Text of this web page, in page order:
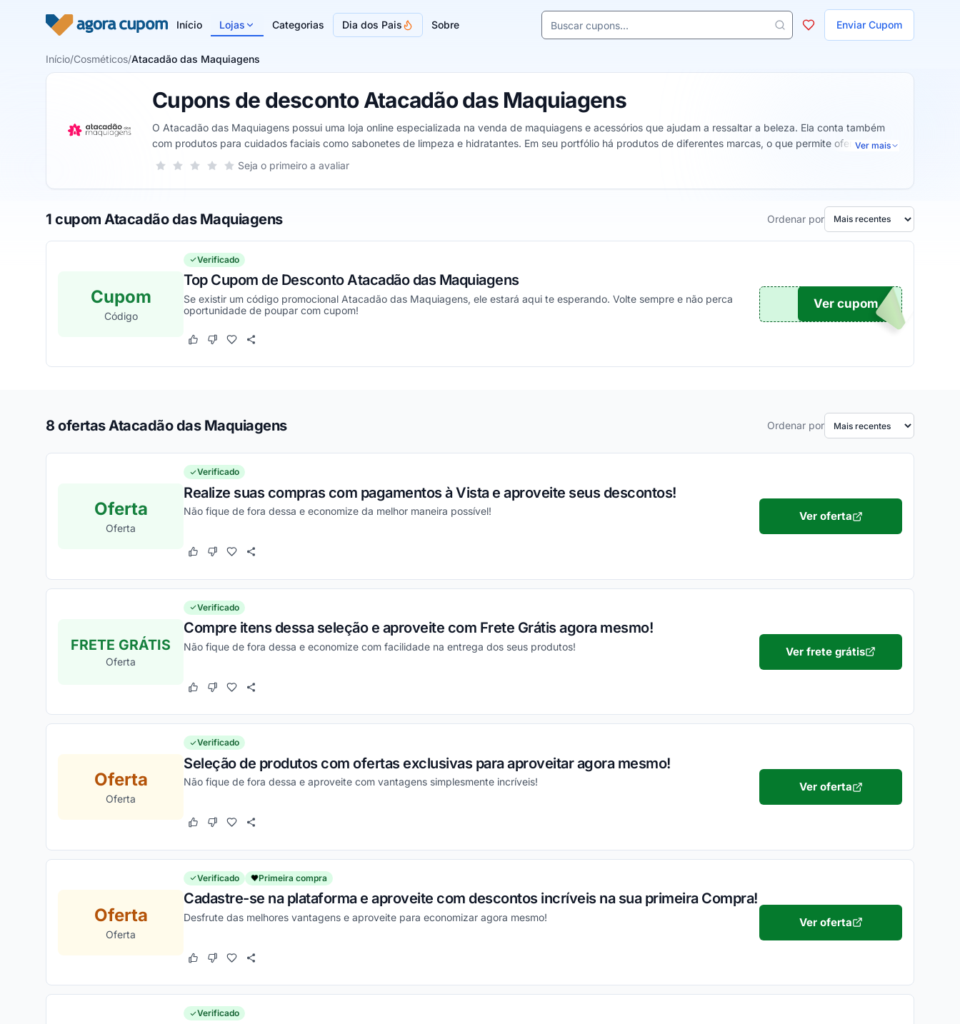
Início Lojas Categorias Dia dos Pais Sobre Enviar Cupom
Buscar cupons e lojas
Início/Cosméticos/Atacadão das Maquiagens
Cupons de desconto Atacadão das Maquiagens
O Atacadão das Maquiagens possui uma loja online especializada na venda de maquiagens e acessórios que ajudam a ressaltar a beleza. Ela conta também
com produtos para cuidados faciais como sabonetes de limpeza e hidratantes. Em seu portfólio há produtos de diferentes marcas, o que permite oferecer uma
grande quantidade de produtos.
Ver mais
Sua nota para Atacadão das Maquiagens, de 1 a 5 estrelas
5 estrelas
4 estrelas
3 estrelas
2 estrelas
1 estrela Seja o primeiro a avaliar
1 cupom Atacadão das Maquiagens Ordenar por
Cupom
Código
Verificado
Top Cupom de Desconto Atacadão das Maquiagens
Se existir um código promocional Atacadão das Maquiagens, ele estará aqui te esperando. Volte sempre e não perca
oportunidade de poupar com cupom!
Este cupom funcionou
Este cupom não funcionou
TICO
Ver cupom
8 ofertas Atacadão das Maquiagens Ordenar por
Oferta
Oferta
Verificado
Realize suas compras com pagamentos à Vista e aproveite seus descontos!
Não fique de fora dessa e economize da melhor maneira possível!
Este cupom funcionou
Este cupom não funcionou
Ver oferta
FRETE GRÁTIS
Oferta
Verificado
Compre itens dessa seleção e aproveite com Frete Grátis agora mesmo!
Não fique de fora dessa e economize com facilidade na entrega dos seus produtos!
Este cupom funcionou
Este cupom não funcionou
Ver frete grátis
Oferta
Oferta
Verificado
Seleção de produtos com ofertas exclusivas para aproveitar agora mesmo!
Não fique de fora dessa e aproveite com vantagens simplesmente incríveis!
Este cupom funcionou
Este cupom não funcionou
Ver oferta
Oferta
Oferta
Verificado Primeira compra
Cadastre-se na plataforma e aproveite com descontos incríveis na sua primeira Compra!
Desfrute das melhores vantagens e aproveite para economizar agora mesmo!
Este cupom funcionou
Este cupom não funcionou
Ver oferta
Verificado